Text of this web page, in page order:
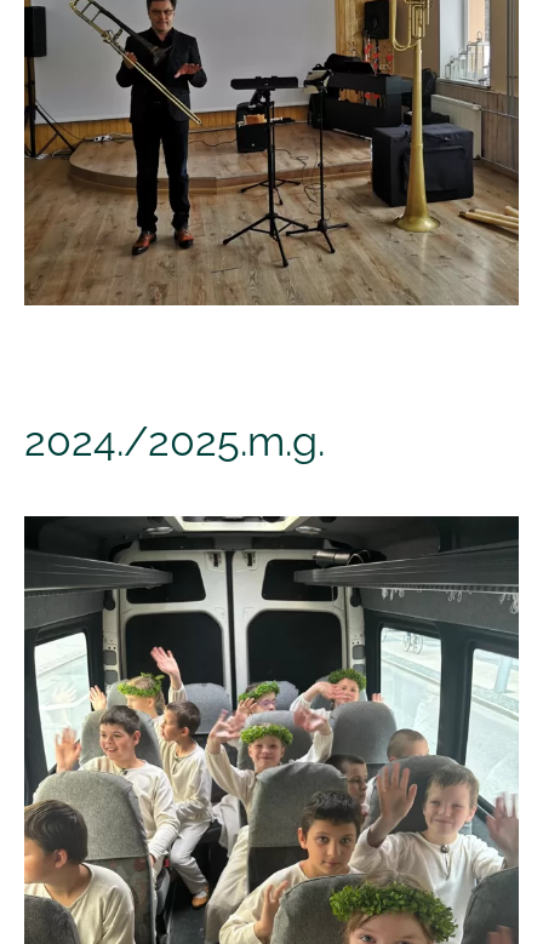
2024./2025.m.g.